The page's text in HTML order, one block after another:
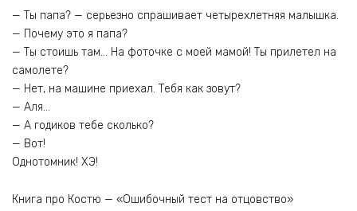
— Ты папа? — серьезно спрашивает четырехлетняя малышка.
— Почему это я папа?
— Ты стоишь там… На фоточке с моей мамой! Ты прилетел на
самолете?
— Нет, на машине приехал. Тебя как зовут?
— Аля…
— А годиков тебе сколько?
— Вот!
Однотомник! ХЭ!
Книга про Костю — «Ошибочный тест на отцовство»